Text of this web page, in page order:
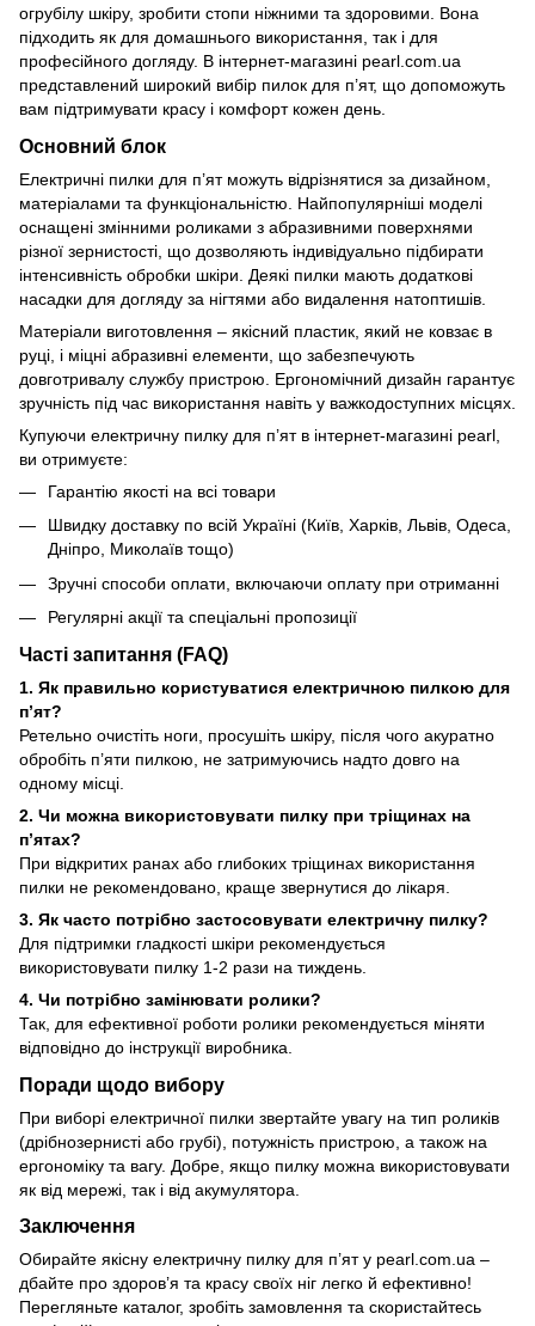
огрубілу шкіру, зробити стопи ніжними та здоровими. Вона
підходить як для домашнього використання, так і для
професійного догляду. В інтернет-магазині pearl.com.ua
представлений широкий вибір пилок для п’ят, що допоможуть
вам підтримувати красу і комфорт кожен день.
Основний блок
Електричні пилки для п’ят можуть відрізнятися за дизайном,
матеріалами та функціональністю. Найпопулярніші моделі
оснащені змінними роликами з абразивними поверхнями
різної зернистості, що дозволяють індивідуально підбирати
інтенсивність обробки шкіри. Деякі пилки мають додаткові
насадки для догляду за нігтями або видалення натоптишів.
Матеріали виготовлення – якісний пластик, який не ковзає в
руці, і міцні абразивні елементи, що забезпечують
довготривалу службу пристрою. Ергономічний дизайн гарантує
зручність під час використання навіть у важкодоступних місцях.
Купуючи електричну пилку для п’ят в інтернет-магазині pearl,
ви отримуєте:
Гарантію якості на всі товари
Швидку доставку по всій Україні (Київ, Харків, Львів, Одеса,
Дніпро, Миколаїв тощо)
Зручні способи оплати, включаючи оплату при отриманні
Регулярні акції та спеціальні пропозиції
Часті запитання (FAQ)
1. Як правильно користуватися електричною пилкою для
п’ят?
Ретельно очистіть ноги, просушіть шкіру, після чого акуратно
обробіть п’яти пилкою, не затримуючись надто довго на
одному місці.
2. Чи можна використовувати пилку при тріщинах на
п’ятах?
При відкритих ранах або глибоких тріщинах використання
пилки не рекомендовано, краще звернутися до лікаря.
3. Як часто потрібно застосовувати електричну пилку?
Для підтримки гладкості шкіри рекомендується
використовувати пилку 1-2 рази на тиждень.
4. Чи потрібно замінювати ролики?
Так, для ефективної роботи ролики рекомендується міняти
відповідно до інструкції виробника.
Поради щодо вибору
При виборі електричної пилки звертайте увагу на тип роликів
(дрібнозернисті або грубі), потужність пристрою, а також на
ергономіку та вагу. Добре, якщо пилку можна використовувати
як від мережі, так і від акумулятора.
Заключення
Обирайте якісну електричну пилку для п’ят у pearl.com.ua –
дбайте про здоров’я та красу своїх ніг легко й ефективно!
Перегляньте каталог, зробіть замовлення та скористайтесь